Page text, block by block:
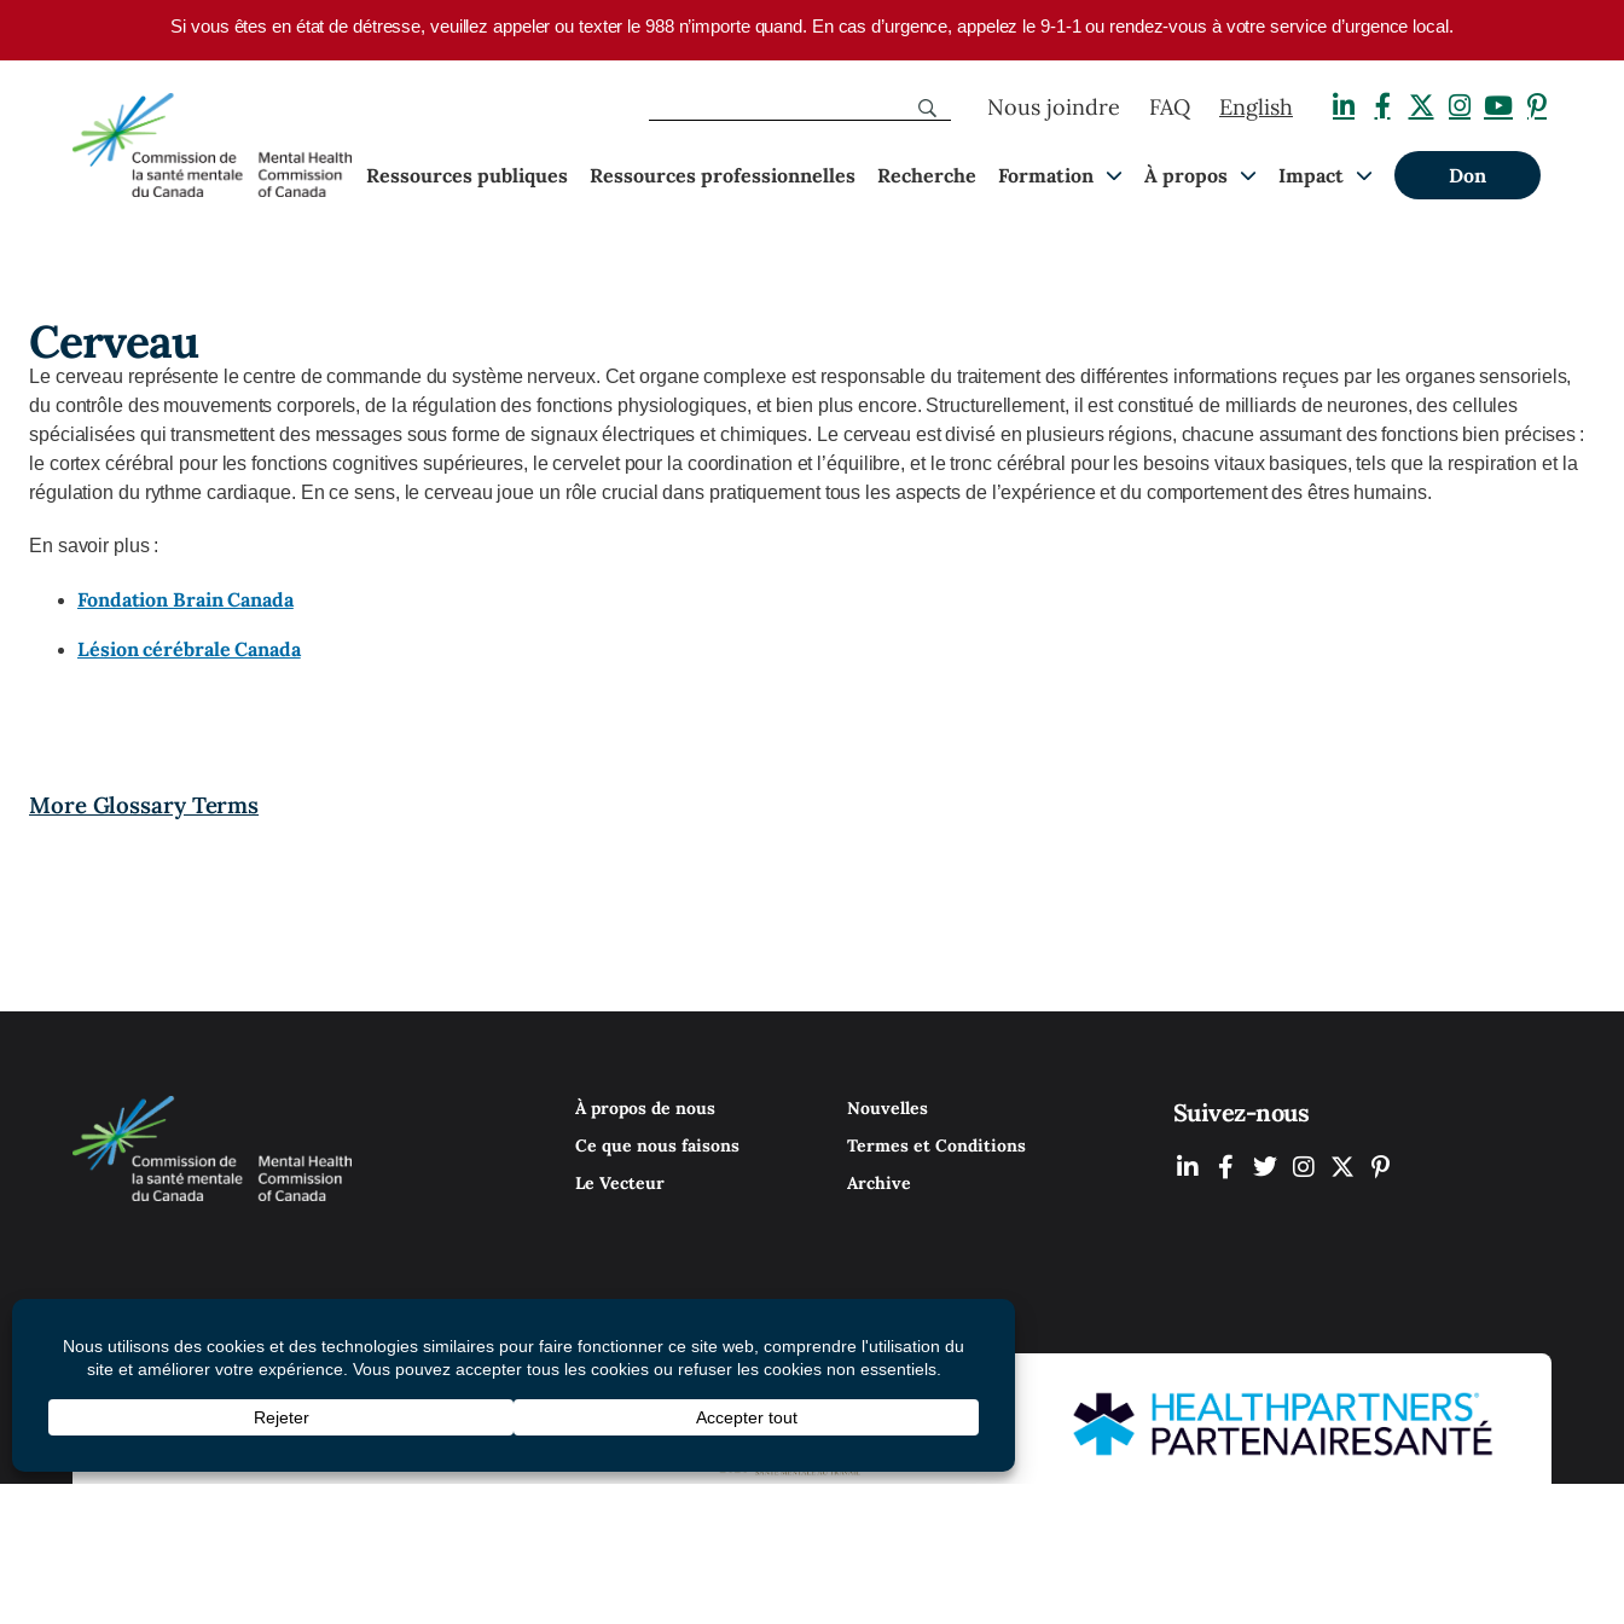
Skip to main contentSi vous êtes en état de détresse, veuillez appeler ou texter le 988 n’importe quand. En cas d’urgence, appelez le 9-1-1 ou rendez-vous à votre service d’urgence local.
Nous joindre FAQ English
Ressources publiques Ressources professionnelles Recherche Formation À propos Impact Don
Cerveau
Le cerveau représente le centre de commande du système nerveux. Cet organe complexe est responsable du traitement des différentes informations reçues par les organes sensoriels,
du contrôle des mouvements corporels, de la régulation des fonctions physiologiques, et bien plus encore. Structurellement, il est constitué de milliards de neurones, des cellules
spécialisées qui transmettent des messages sous forme de signaux électriques et chimiques. Le cerveau est divisé en plusieurs régions, chacune assumant des fonctions bien précises :
le cortex cérébral pour les fonctions cognitives supérieures, le cervelet pour la coordination et l’équilibre, et le tronc cérébral pour les besoins vitaux basiques, tels que la respiration et la
régulation du rythme cardiaque. En ce sens, le cerveau joue un rôle crucial dans pratiquement tous les aspects de l’expérience et du comportement des êtres humains.
En savoir plus :
Fondation Brain Canada
Lésion cérébrale Canada
More Glossary Terms
À propos de nous
Ce que nous faisons
Le Vecteur
Nouvelles
Termes et Conditions
Archive
Suivez-nous